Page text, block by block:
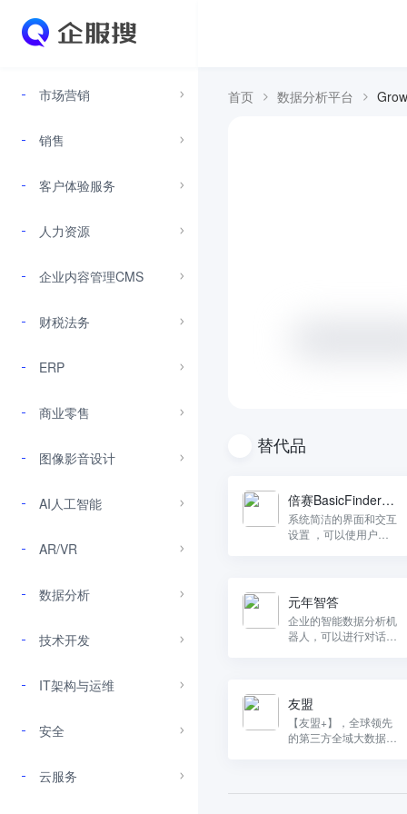
市场营销
销售
客户体验服务
人力资源
企业内容管理CMS
财税法务
ERP
商业零售
图像影音设计
AI人工智能
AR/VR
数据分析
技术开发
IT架构与运维
安全
云服务
首页 数据分析平台
替代品
倍赛BasicFinder数
据标注工具
系统简洁的界面和交互
设置 ，可以使用户迅
元年智答
企业的智能数据分析机
器人，可以进行对话式
友盟
【友盟+】，全球领先
的第三方全域大数据服